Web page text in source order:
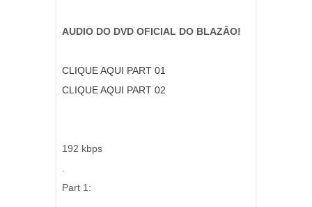
AUDIO DO DVD OFICIAL DO BLAZÂO!
CLIQUE AQUI PART 01
CLIQUE AQUI PART 02
192 kbps
Part 1: